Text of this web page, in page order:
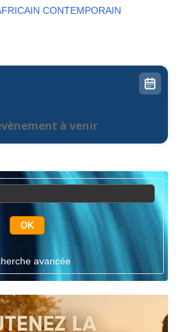
CONTEMPORAIN
à venir
avancée